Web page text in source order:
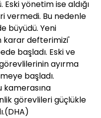
yönetim ise aldığı
vermedi. Bu nedenle
büyüdü. Yeni
karar defterimizi'
başladı. Eski ve
ayırma
başladı.
görevlileri güçlükle